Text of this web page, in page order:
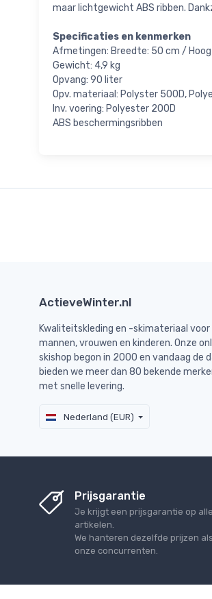
maar lichtgewicht ABS ribben.
Specificaties en kenmerken
Afmetingen: Breedte: 50 cm /
Gewicht: 4,9 kg
Opvang: 90 liter
Opv. materiaal: Polyster 500D,
Inv. voering: Polyester 200D
ABS beschermingsribben
ActieveWinter.nl
Kwaliteitskleding en -skimateriaal voor
mannen, vrouwen en kinderen. Onze
skishop begon in 2000 en vandaag de
bieden we meer dan 80 bekende
met snelle levering.
Nederland (EUR)
Prijsgarantie
Je krijgt een prijsgarantie op alle
artikelen.
We hanteren dezelfde prijzen als
onze concurrenten.